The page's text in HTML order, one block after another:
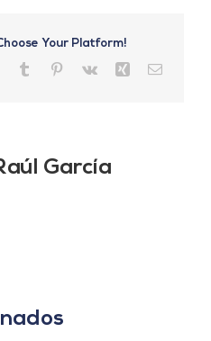
Your Platform!
Tumblr Pinterest
Vk Xing Correo
García